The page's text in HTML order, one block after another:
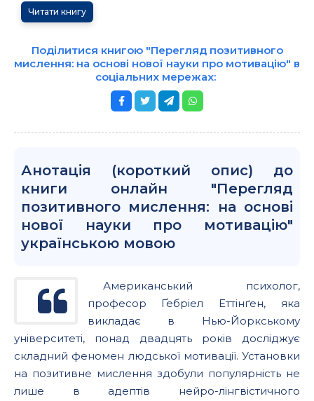
Читати книгу
Поділитися книгою "Перегляд позитивного
мислення: на основі нової науки про мотивацію" в
соціальних мережах:
Анотація (короткий опис) до
книги онлайн "Перегляд
позитивного мислення: на основі
нової науки про мотивацію"
українською мовою
Американський психолог,
професор Ґебріел Еттінґен, яка
викладає в Нью-Йоркському
університеті, понад двадцять років досліджує
складний феномен людської мотивації. Установки
на позитивне мислення здобули популярність не
лише в адептів нейро-лінгвістичного